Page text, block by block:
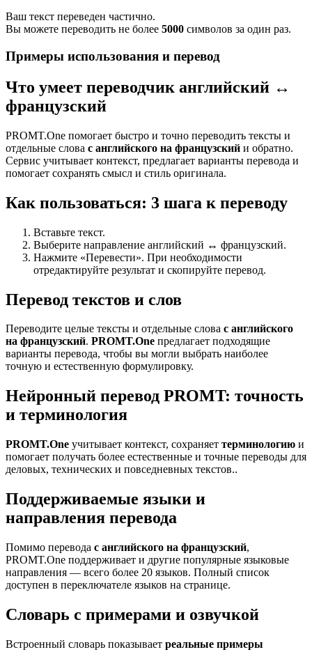
Ваш текст переведен частично.
Вы можете переводить не более 5000 символов за один раз.
Примеры использования и перевод
Что умеет переводчик английский ↔
французский
PROMT.One помогает быстро и точно переводить тексты и
отдельные слова с английского на французский и обратно.
Сервис учитывает контекст, предлагает варианты перевода и
помогает сохранять смысл и стиль оригинала.
Как пользоваться: 3 шага к переводу
Вставьте текст.
Выберите направление английский ↔ французский.
Нажмите «Перевести». При необходимости
отредактируйте результат и скопируйте перевод.
Перевод текстов и слов
Переводите целые тексты и отдельные слова с английского
на французский. PROMT.One предлагает подходящие
варианты перевода, чтобы вы могли выбрать наиболее
точную и естественную формулировку.
Нейронный перевод PROMT: точность
и терминология
PROMT.One учитывает контекст, сохраняет терминологию и
помогает получать более естественные и точные переводы для
деловых, технических и повседневных текстов..
Поддерживаемые языки и
направления перевода
Помимо перевода с английского на французский,
PROMT.One поддерживает и другие популярные языковые
направления — всего более 20 языков. Полный список
доступен в переключателе языков на странице.
Словарь с примерами и озвучкой
Встроенный словарь показывает реальные примеры